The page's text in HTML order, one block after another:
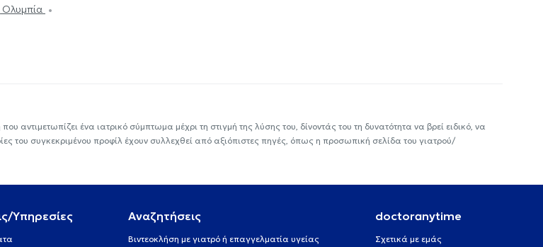
Ολυμπία
ένα ιατρικό σύμπτωμα μέχρι τη στιγμή της λύσης του, δίνοντάς του τη δυνατότητα να βρεί ειδικό, να
του συγκεκριμένου προφίλ έχουν συλλεχθεί από αξιόπιστες πηγές, όπως η προσωπική σελίδα του γιατρού/
Υπηρεσίες Αναζητήσεις
Βιντεοκλήση με γιατρό ή επαγγελματία υγείας
doctoranytime
Σχετικά με εμάς